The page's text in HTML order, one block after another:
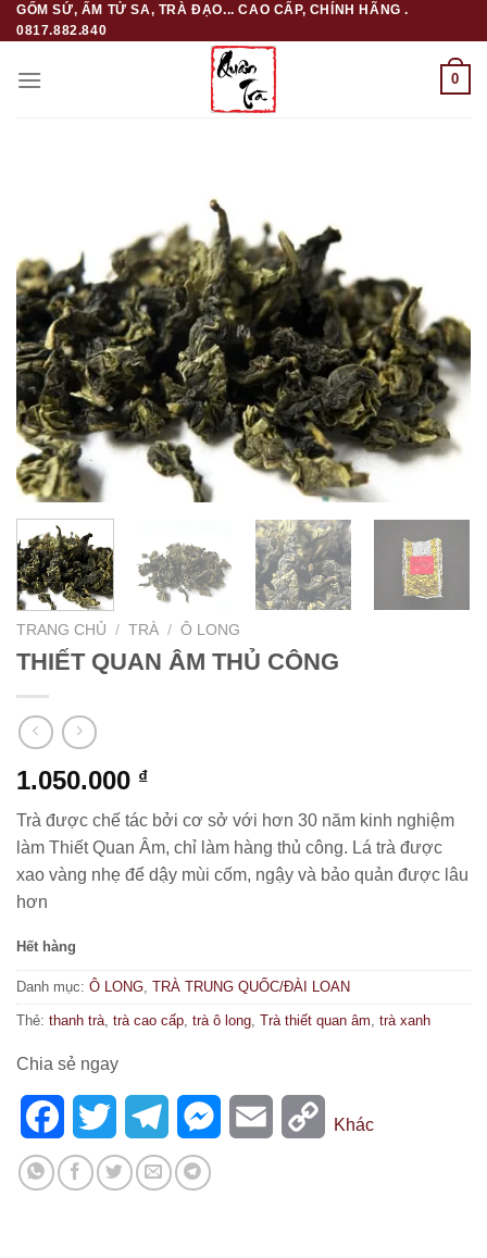
Skip
to
GỐM SỨ, ẤM TỬ SA, TRÀ ĐẠO... CAO CẤP, CHÍNH HÃNG .
0817.882.840
0
TRANG CHỦ / TRÀ / Ô LONG
THIẾT QUAN ÂM THỦ CÔNG
1.050.000 ₫
Trà được chế tác bởi cơ sở với hơn 30 năm kinh nghiệm
làm Thiết Quan Âm, chỉ làm hàng thủ công. Lá trà được
xao vàng nhẹ để dậy mùi cốm, ngậy và bảo quản được lâu
hơn
Hết hàng
Danh mục: Ô LONG TRÀ TRUNG QUỐC/ĐÀI LOAN
Thẻ: thanh trà trà cao cấp trà ô long Trà thiết quan âm trà xanh
Chia sẻ ngay
FacebookTwitter TelegramMessenger
Email Copy
Khác